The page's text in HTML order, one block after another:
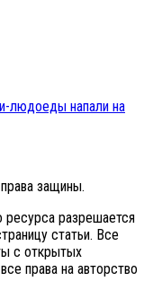
людоеды напали на
защины.
ресурса разрешается
статьи. Все
с открытых
права на авторство